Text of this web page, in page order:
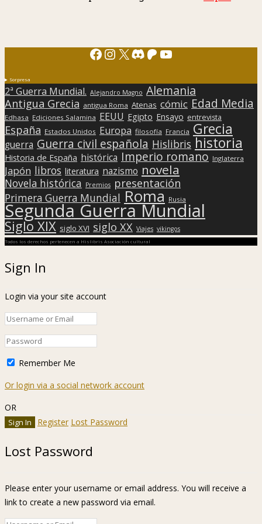
Facebook
Instagram
X Discord
Patreon
YouTube
Sorpresa
2ª Guerra Mundial. Alejandro Magno Alemania
Antigua Grecia antigua Roma Atenas cómic Edad Media
Edhasa Ediciones Salamina EEUU Egipto Ensayo entrevista
España Estados Unidos Europa filosofía Francia Grecia
guerra Guerra civil española Hislibris historia
Historia de España histórica Imperio romano Inglaterra
Japón libros literatura nazismo novela
Novela histórica Premios presentación
Primera Guerra Mundial Roma Rusia
Segunda Guerra Mundial
Siglo XIX siglo XVI siglo XX Viajes vikingos
Todos los derechos pertenecen a Hislibris Asociación cultural
Sign In
Login via your site account
Remember Me
Or login via a social network account
OR
Register Lost Password
Lost Password
Please enter your username or email address. You will receive a
link to create a new password via email.